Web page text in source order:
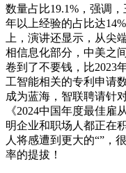
数量占比19.1%，强调
年以上经验的占比达
上，演讲还显示，从尖
相信息化部分，中美之
卷到了不要钱，比2023
工智能相关的专利申请
成为蓝海，智联聘请针
《2024中国年度最佳雇
明企业和职场人都正在
人将感遭到更大的“”，
率的提拔！